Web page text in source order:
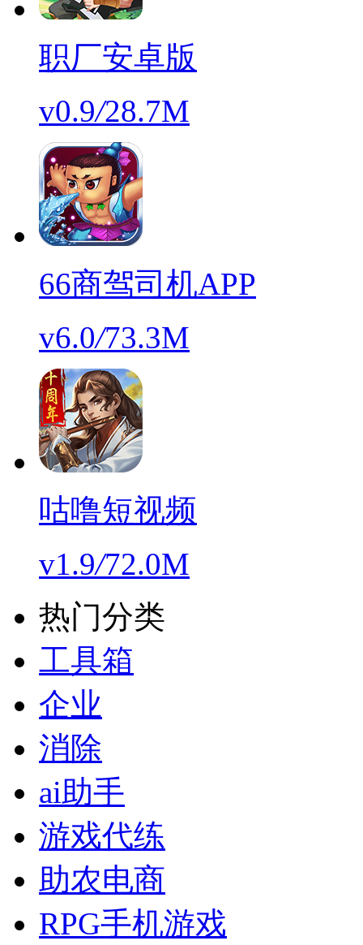
职厂安卓版
v0.9/28.7M
66商驾司机APP
v6.0/73.3M
咕噜短视频
v1.9/72.0M
热门分类
工具箱
企业
消除
ai助手
游戏代练
助农电商
RPG手机游戏